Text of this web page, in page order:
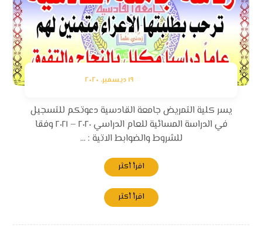
١٩ ديسمبر، ٢٠٢٠
يسر كلية التمريض جامعة القادسية دعوتكم للتسجيل
في الدراسة المسائية للعام الدراسي ٢٠٢٠ – ٢٠٢١ وفقا
للشروط والضوابط الاتية : ...
اقرأ أكثر
اقرأ أكثر